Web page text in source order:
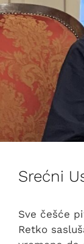
Srećni
Sve češće
Retko